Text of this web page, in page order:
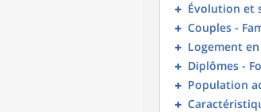
Évolution et
Couples -
Logement
Diplômes -
Population